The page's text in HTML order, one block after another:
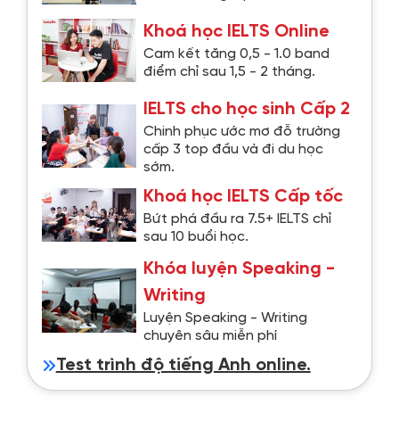
Khoá học IELTS Online
Cam kết tăng 0,5 - 1.0 band
điểm chỉ sau 1,5 - 2 tháng.
IELTS cho học sinh Cấp 2
Chinh phục ước mơ đỗ trường
cấp 3 top đầu và đi du học
sớm.
Khoá học IELTS Cấp tốc
Bứt phá đầu ra 7.5+ IELTS chỉ
sau 10 buổi học.
Khóa luyện Speaking -
Writing
Luyện Speaking - Writing
chuyên sâu miễn phí
Test trình độ tiếng Anh online.